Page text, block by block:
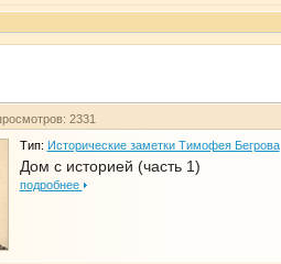
2331
Тип: Исторические заметки Тимофея Бегрова
Дом с историей (часть 1)
подробнее